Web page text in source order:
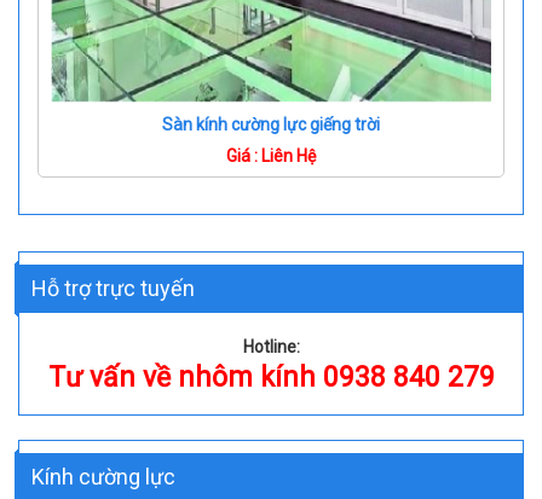
Sàn kính cường lực giếng trời
Giá : Liên Hệ
Hỗ trợ trực tuyến
Hotline:
Tư vấn về nhôm kính 0938 840 279
Kính cường lực